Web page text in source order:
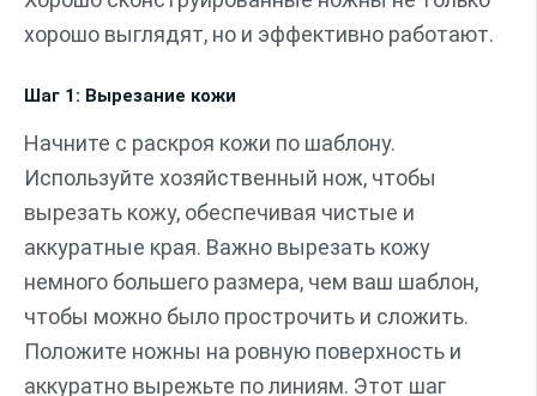
хорошо выглядят, но и эффективно работают.
Шаг 1: Вырезание кожи
Начните с раскроя кожи по шаблону.
Используйте хозяйственный нож, чтобы
вырезать кожу, обеспечивая чистые и
аккуратные края. Важно вырезать кожу
немного большего размера, чем ваш шаблон,
чтобы можно было прострочить и сложить.
Положите ножны на ровную поверхность и
аккуратно вырежьте по линиям. Этот шаг